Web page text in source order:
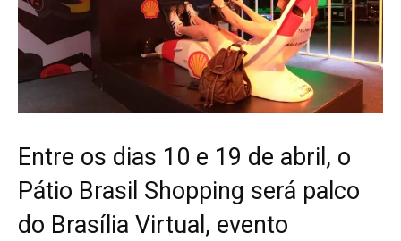
Entre os dias 10 e 19 de abril, o
Pátio Brasil Shopping será palco
do Brasília Virtual, evento